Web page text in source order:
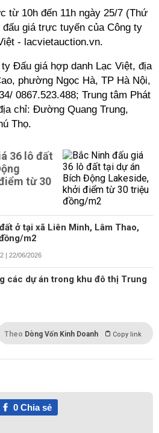
từ 10h đến 11h ngày 25/7 (Thứ
giá trực tuyến của Công ty
- lacvietauction.vn.
Đấu giá hợp danh Lạc Việt, địa
phường Ngọc Hà, TP Hà Nội,
0867.523.488; Trung tâm Phát
chỉ: Đường Quang Trung,
Thọ.
36 lô đất
từ 30
ở tại xã Liên Minh, Lâm Thao,
m2
| 22/06/2026
các dự án trong khu đô thị Trung
Theo Dòng Vốn Kinh Doanh Copy link
0Chia sẻ